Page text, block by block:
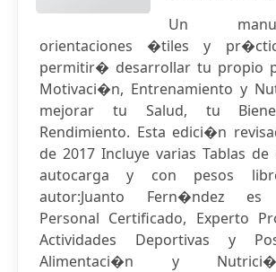
Un
orientaciones �tiles y
permitir� desarrollar tu propio
Motivaci�n, Entrenamiento y
mejorar tu Salud, tu
Rendimiento. Esta edici�n
de 2017 Incluye varias Tablas de
autocarga y con pesos
autor:Juanto Fern�ndez es
Personal Certificado, Experto
Actividades Deportivas y
Alimentaci�n y